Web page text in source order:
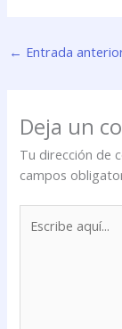
← Entrada
Deja un
Tu dirección de
campos
aquí...